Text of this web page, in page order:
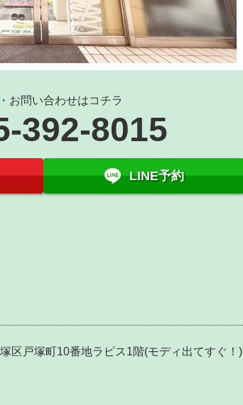
お問い合わせはコチラ
392-8015
LINE予約
区戸塚町10番地ラピス1階(モディ出てすぐ！)